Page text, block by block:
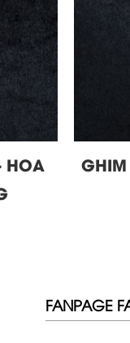
HOA
GHIM
FANPAGE